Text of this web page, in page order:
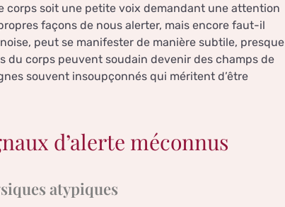
corps soit une petite voix demandant une attention
façons de nous alerter, mais encore faut-il
peut se manifester de manière subtile, presque
du corps peuvent soudain devenir des champs de
souvent insoupçonnés qui méritent d’être
d’alerte méconnus
atypiques